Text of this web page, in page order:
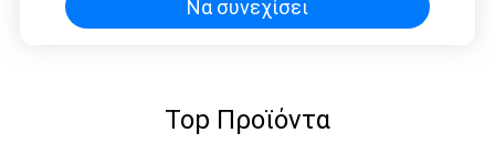
Να συνεχίσει
Top Προϊόντα